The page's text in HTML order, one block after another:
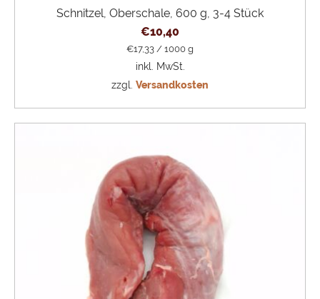
Schnitzel, Oberschale, 600 g, 3-4 Stück
€10,40
€17,33 / 1000 g
inkl. MwSt.
zzgl. Versandkosten